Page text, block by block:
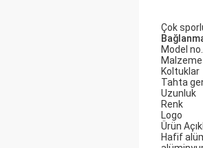
Çok
Model no.
Malzeme
Koltuklar
Tahta
Uzunluk
Renk
Logo
Ürün
Hafif